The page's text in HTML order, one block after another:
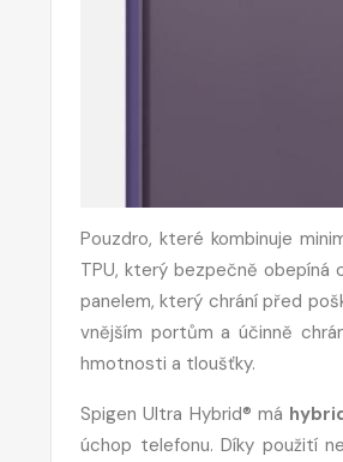
Pouzdro, které kombinuje
TPU, který bezpečně obepíná
panelem, který chrání před
vnějším portům a účinně
hmotnosti a tloušťky.
Spigen Ultra Hybrid® má
úchop telefonu. Díky použití